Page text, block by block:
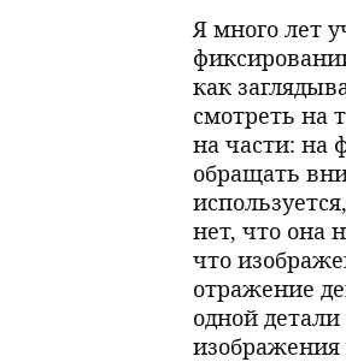
Я много лет
как
смотреть на
на части: на
обращать
нет, что она
что
отражение
одной
изображения